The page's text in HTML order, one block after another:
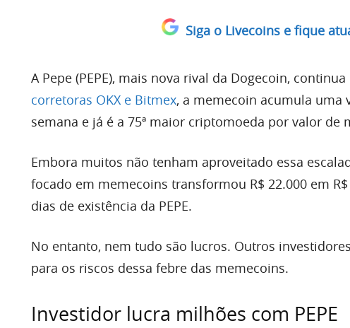
Siga o Livecoins e fique
A Pepe (PEPE), mais nova rival da Dogecoin,
corretoras OKX e Bitmex, a memecoin acumula uma
semana e já é a 75ª maior criptomoeda por valor de
Embora muitos não tenham aproveitado essa
focado em memecoins transformou R$ 22.000 em
dias de existência da PEPE.
No entanto, nem tudo são lucros. Outros
para os riscos dessa febre das memecoins.
Investidor lucra milhões com PEPE